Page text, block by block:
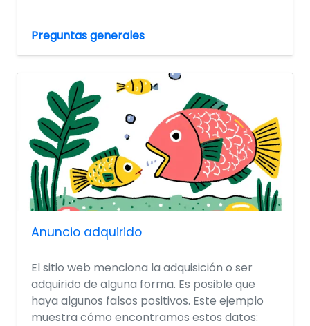
Preguntas generales
Anuncio adquirido
El sitio web menciona la adquisición o ser
adquirido de alguna forma. Es posible que
haya algunos falsos positivos. Este ejemplo
muestra cómo encontramos estos datos: